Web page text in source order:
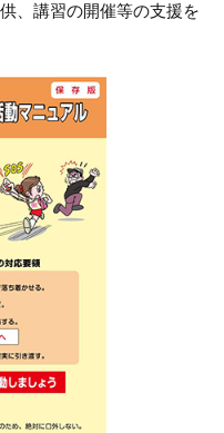
、講習の開催等の支援を